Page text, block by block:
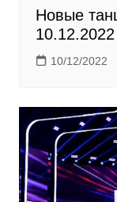
Новые
10.12.2022
10/12/2022